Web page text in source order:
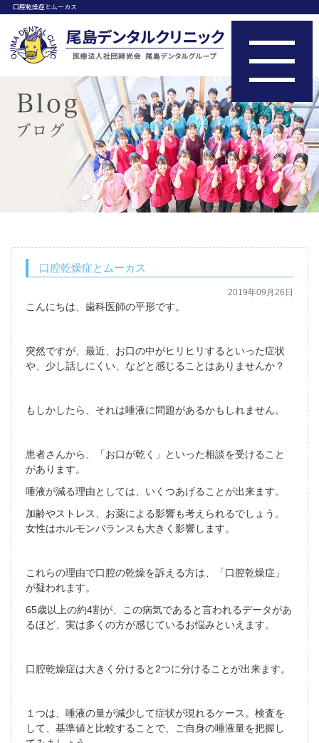
口腔乾燥症とムーカス
口腔乾燥症とムーカス
2019年09月26日
こんにちは、歯科医師の平形です。
突然ですが、最近、お口の中がヒリヒリするといった症状
や、少し話しにくい、などと感じることはありませんか？
もしかしたら、それは唾液に問題があるかもしれません。
患者さんから、「お口が乾く」といった相談を受けること
があります。
唾液が減る理由としては、いくつあげることが出来ます。
加齢やストレス、お薬による影響も考えられるでしょう。
女性はホルモンバランスも大きく影響します。
これらの理由で口腔の乾燥を訴える方は、「口腔乾燥症」
が疑われます。
65歳以上の約4割が、この病気であると言われるデータがあ
るほど、実は多くの方が感じているお悩みといえます。
口腔乾燥症は大きく分けると2つに分けることが出来ます。
１つは、唾液の量が減少して症状が現れるケース。検査を
して、基準値と比較することで、ご自身の唾液量を把握し